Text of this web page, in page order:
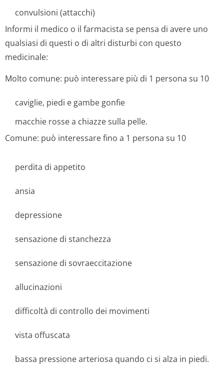
convulsioni (attacchi)
Informi il medico o il farmacista se pensa di avere uno
qualsiasi di questi o di altri disturbi con questo
medicinale:
Molto comune: può interessare più di 1 persona su 10
caviglie, piedi e gambe gonfie
macchie rosse a chiazze sulla pelle.
Comune: può interessare fino a 1 persona su 10
perdita di appetito
ansia
depressione
sensazione di stanchezza
sensazione di sovraeccitazione
allucinazioni
difficoltà di controllo dei movimenti
vista offuscata
bassa pressione arteriosa quando ci si alza in piedi.